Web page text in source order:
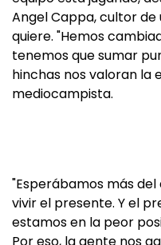
Angel Cappa, cultor de
quiere. "Hemos
tenemos que sumar
hinchas nos valoran la
mediocampista.
"Esperábamos más
vivir el presente. Y el
estamos en la peor